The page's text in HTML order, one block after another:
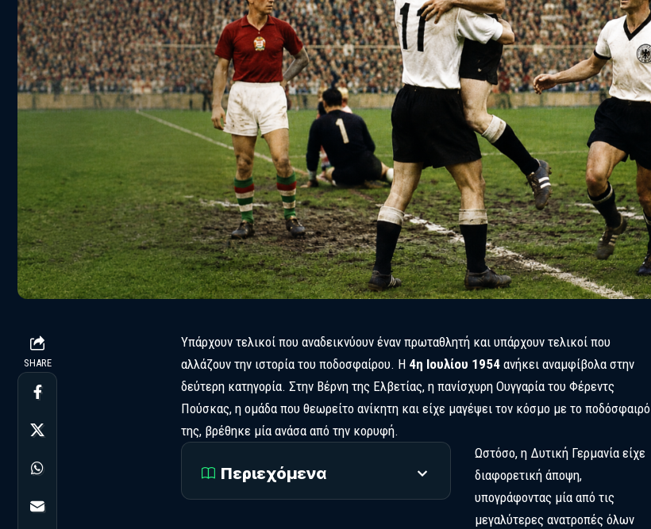
SHARE
Υπάρχουν τελικοί που αναδεικνύουν έναν πρωταθλητή και υπάρχουν τελικοί που
αλλάζουν την ιστορία του ποδοσφαίρου. Η 4η Ιουλίου 1954ανήκει αναμφίβολα στην
δεύτερη κατηγορία. Στην Βέρνη της Ελβετίας, η πανίσχυρη Ουγγαρία του Φέρεντς
Πούσκας, η ομάδα που θεωρείτο ανίκητη και είχε μαγέψει τον κόσμο με το ποδόσφαιρό
της, βρέθηκε μία ανάσα από την κορυφή.
Περιεχόμενα
Ωστόσο, η Δυτική Γερμανία είχε
διαφορετική άποψη,
υπογράφοντας μία από τις
μεγαλύτερες ανατροπές όλων